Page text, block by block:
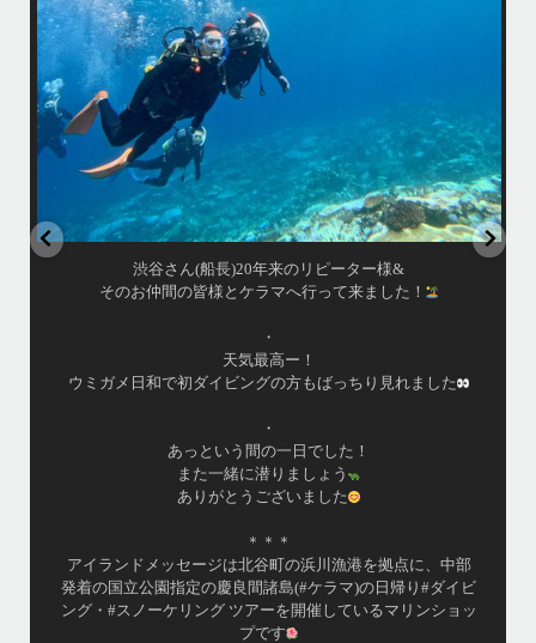
＊＊＊
アイランドメッセージは北谷町の浜川漁港を拠点に、中部発着の国立公
園指定の慶良間諸島(#ケラマ)の日帰り#ダイビング・#スノーケリング
ツアーを開催しているマリンショップです
女性インストラスターも常勤です
10月 17
渋谷さん(船長)20年来のリピーター様&
そのお仲間の皆様とケラマへ行って来ました！
・
天気最高ー！
ウミガメ日和で初ダイビングの方もばっちり見れました
・
あっという間の一日でした！
また一緒に潜りましょう
ありがとうございました
＊＊＊
アイランドメッセージは北谷町の浜川漁港を拠点に、中部
発着の国立公園指定の慶良間諸島(#ケラマ)の日帰り#ダイビ
ング・#スノーケリング ツアーを開催しているマリンショッ
プです